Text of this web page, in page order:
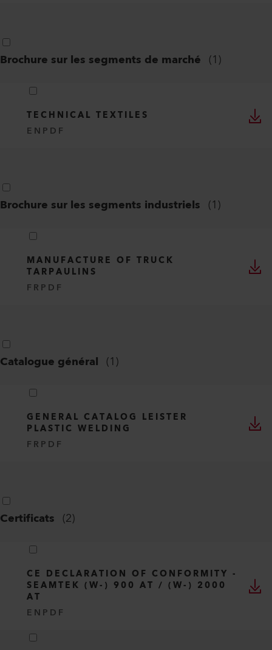
Brochure sur les segments de marché (1)
TECHNICAL TEXTILES
EN PDF
Brochure sur les segments industriels (1)
MANUFACTURE OF TRUCK
TARPAULINS
FR PDF
Catalogue général (1)
GENERAL CATALOG LEISTER
PLASTIC WELDING
FR PDF
Certificats (2)
CE DECLARATION OF CONFORMITY -
SEAMTEK (W-) 900 AT / (W-) 2000
AT
EN PDF